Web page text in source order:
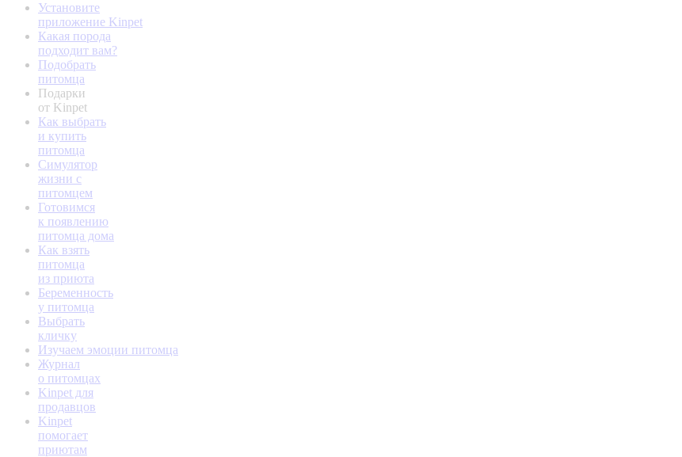
Установите
приложение Kinpet
Какая порода
подходит вам?
Подобрать
питомца
Подарки
от Kinpet
Как выбрать
и купить
питомца
Симулятор
жизни с
питомцем
Готовимся
к появлению
питомца дома
Как взять
питомца
из приюта
Беременность
у питомца
Выбрать
кличку
Изучаем эмоции питомца
Журнал
о питомцах
Kinpet для
продавцов
Kinpet
помогает
приютам